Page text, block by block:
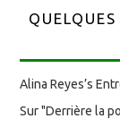
Alina Reyes’s
Sur "Derrière la